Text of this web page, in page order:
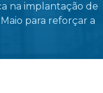
na implantação de
para reforçar a